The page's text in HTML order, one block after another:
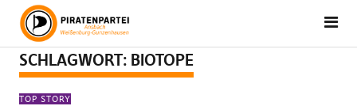
SCHLAGWORT: BIOTOPE
TOP STORY